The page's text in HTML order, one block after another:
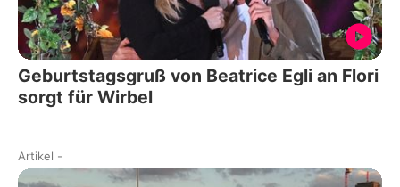
Geburtstagsgruß von Beatrice Egli an Flori
sorgt für Wirbel
Artikel -